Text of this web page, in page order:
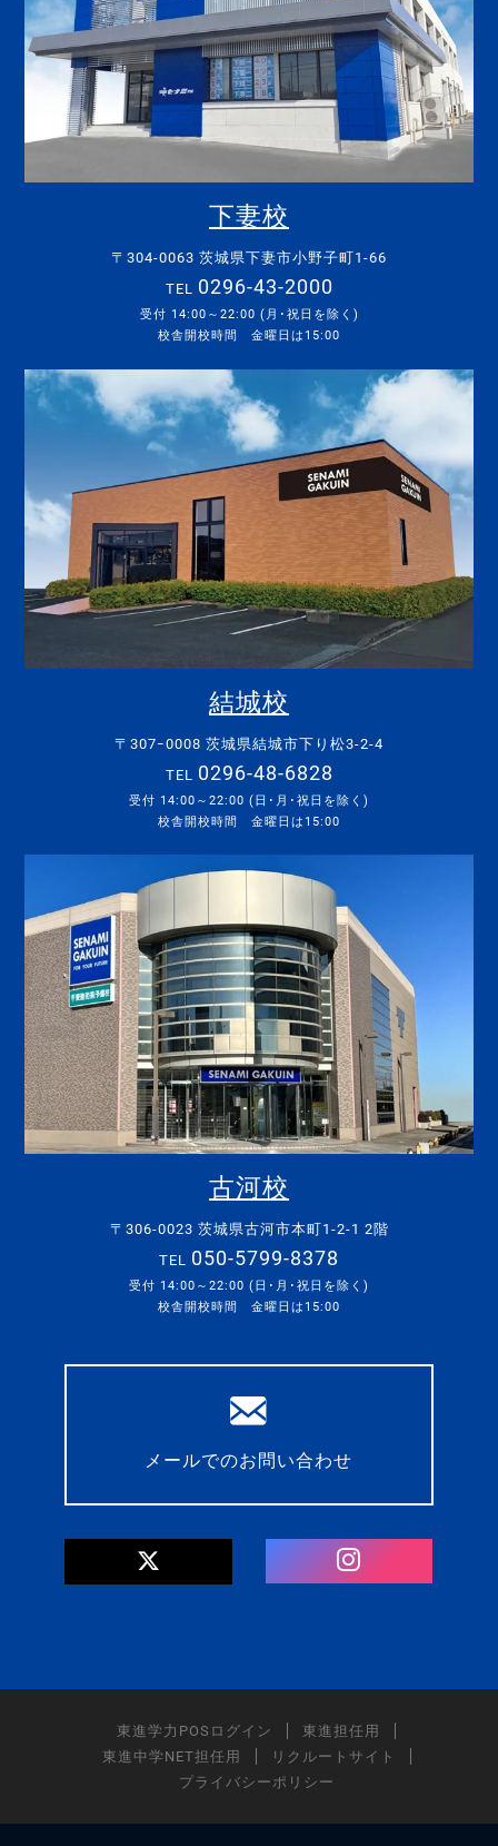
下妻校
〒304-0063 茨城県下妻市小野子町1-66
TEL 0296-43-2000
受付 14:00～22:00 (月･祝日を除く)
校舎開校時間 金曜日は15:00
結城校
〒307ｰ0008 茨城県結城市下り松3-2-4
TEL 0296-48-6828
受付 14:00～22:00 (日･月･祝日を除く)
校舎開校時間 金曜日は15:00
古河校
〒306-0023 茨城県古河市本町1-2-1 2階
TEL 050-5799-8378
受付 14:00～22:00 (日･月･祝日を除く)
校舎開校時間 金曜日は15:00
メールでのお問い合わせ
東進学力POSログイン
東進担任用
東進中学NET担任用
リクルートサイト
プライバシーポリシー